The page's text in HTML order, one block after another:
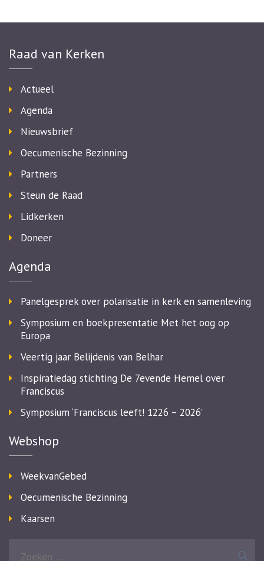
Raad van Kerken
Actueel
Agenda
Nieuwsbrief
Oecumenische Bezinning
Partners
Steun de Raad
Lidkerken
Doneer
Agenda
Panelgesprek over polarisatie in kerk en samenleving
Symposium en boekpresentatie Met het oog op
Europa
Veertig jaar Belijdenis van Belhar
Inspiratiedag stichting De 7evende Hemel over
Franciscus
Symposium ‘Franciscus leeft! 1226 – 2026’
Webshop
WeekvanGebed
Oecumenische Bezinning
Kaarsen